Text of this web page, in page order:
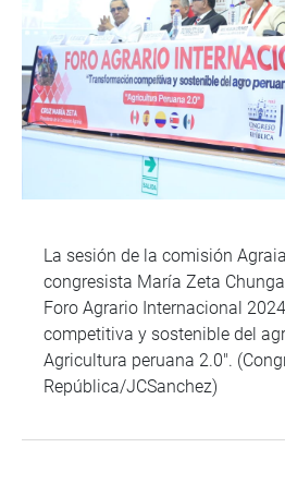
La sesión de la comisión
congresista María Zeta
Foro Agrario Internacional
competitiva y sostenible del
Agricultura peruana 2.0″.
República/JCSanchez)